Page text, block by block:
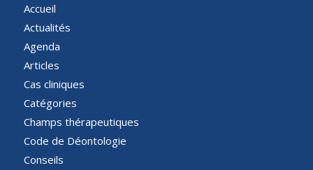
Accueil
Actualités
Agenda
Articles
Cas cliniques
Catégories
Champs thérapeutiques
Code de Déontologie
Conseils